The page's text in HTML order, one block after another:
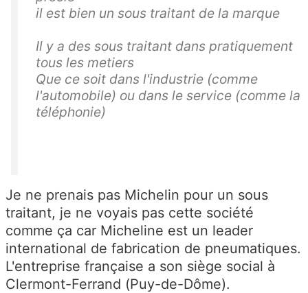
il est bien un sous traitant de la marque
Il y a des sous traitant dans pratiquement
tous les metiers
Que ce soit dans l'industrie (comme
l'automobile) ou dans le service (comme la
téléphonie)
Je ne prenais pas Michelin pour un sous
traitant, je ne voyais pas cette société
comme ça car Micheline est un leader
international de fabrication de pneumatiques.
L'entreprise française a son siège social à
Clermont-Ferrand (Puy-de-Dôme).